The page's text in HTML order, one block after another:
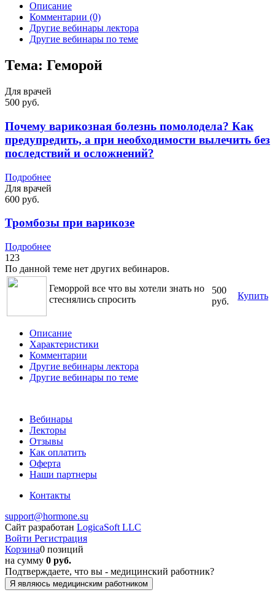
Описание
Комментарии (0)
Другие вебинары лектора
Другие вебинары по теме
Тема: Геморой
Для врачей
500 руб.
Почему варикозная болезнь помолодела? Как
предупредить, а при необходимости вылечить без
последствий и осложнений?
Подробнее
Для врачей
600 руб.
Тромбозы при варикозе
Подробнее
123
По данной теме нет других вебинаров.
Геморрой все что вы хотели знать но
стеснялись спросить
500
руб.
Купить
Описание
Характеристики
Комментарии
Другие вебинары лектора
Другие вебинары по теме
Вебинары
Лекторы
Отзывы
Как оплатить
Оферта
Наши партнеры
Контакты
support@hormone.su
Сайт разработан LogicaSoft LLC
Войти Регистрация
Корзина0 позиций
на сумму 0 руб.
Подтверждаете, что вы - медицинский работник?